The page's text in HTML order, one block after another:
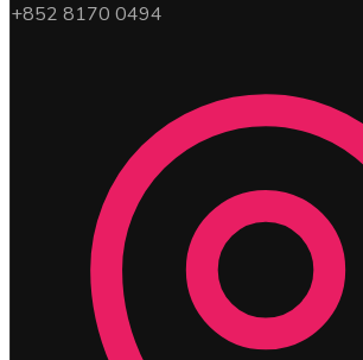
+852 8170 0494